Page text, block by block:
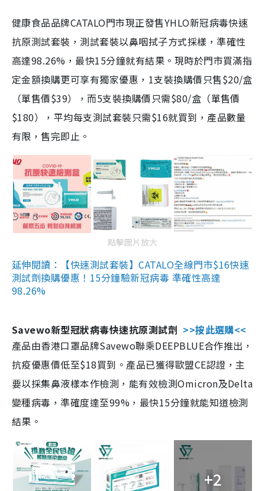
健康食品品牌CATALO門市現正發售YHLO新冠病毒快速
抗原測試套裝，測試套裝以鼻咽拭子方式採樣，準確性
高達98.26%，最快15分鐘就有結果。現時於門市買滿指
定金額換購更可享有獨家優惠，1支裝換購價只售$20/盒
（單售價$39），而5支裝換購價只需$80/盒（單售價
$180），平均每支測試套裝只需$16就買到，產品數量
有限，售完即止。
點擊圖片放大
延伸閱讀：【快速測試套裝】CATALO全線門市$16快速
測試劑換購優惠！15分鐘驗新冠病毒 準確性高達
98.26%
Savewo新型冠狀病毒快速抗原測試劑 >>按此選購<<
產品由香港口罩品牌Savewo聯乘DEEPBLUE合作推出，
抗疫優惠價低至$18買到。產品已獲得歐盟CE認證，主
要以採集鼻液樣本作檢測，能有效檢測Omicron及Delta
變種病毒，準確度達至99%，最快15分鐘就能知道檢測
結果。
+2